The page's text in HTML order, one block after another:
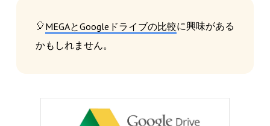
🎈 MEGAとGoogleドライブの比較に興味がある
かもしれません。